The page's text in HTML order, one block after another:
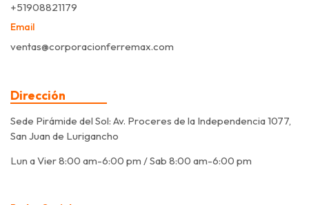
+51908821179
Email
ventas@corporacionferremax.com
Dirección
Sede Pirámide del Sol: Av. Proceres de la Independencia 1077,
San Juan de Lurigancho
Lun a Vier 8:00 am-6:00 pm / Sab 8:00 am-6:00 pm